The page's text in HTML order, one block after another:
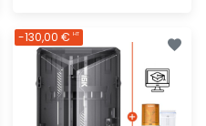
rapide
-130,00 €HT